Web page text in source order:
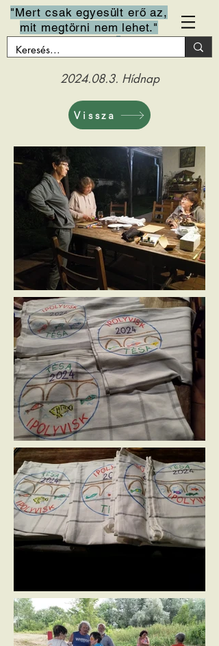
"Mert csak egyesült erő az,
mit megtörni nem lehet."
2024.08.3. Hídnap
Vissza